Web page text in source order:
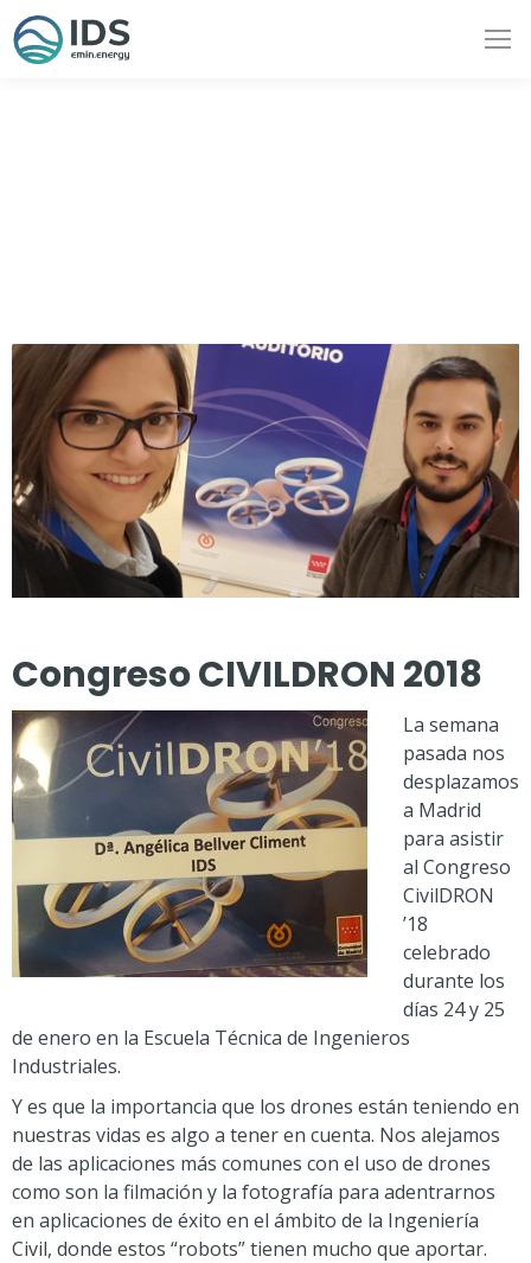
Congreso CIVILDRON 2018
La semana
pasada nos
desplazamos
a Madrid
para asistir
al Congreso
CivilDRON
’18
celebrado
durante los
días 24 y 25
de enero en la Escuela Técnica de Ingenieros
Industriales.
Y es que la importancia que los drones están teniendo en
nuestras vidas es algo a tener en cuenta. Nos alejamos
de las aplicaciones más comunes con el uso de drones
como son la filmación y la fotografía para adentrarnos
en aplicaciones de éxito en el ámbito de la Ingeniería
Civil, donde estos “robots” tienen mucho que aportar.